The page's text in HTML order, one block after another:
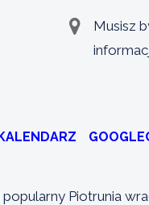
Musisz
Piotrunia